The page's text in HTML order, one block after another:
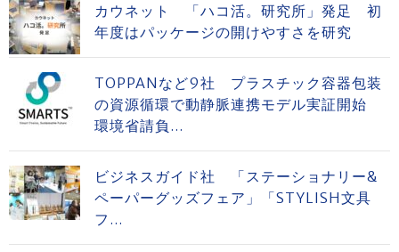
カウネット 「ハコ活。研究所」発足 初
年度はパッケージの開けやすさを研究
TOPPANなど9社 プラスチック容器包装
の資源循環で動静脈連携モデル実証開始
環境省請負...
ビジネスガイド社 「ステーショナリー&
ペーパーグッズフェア」「STYLISH文具
フ...